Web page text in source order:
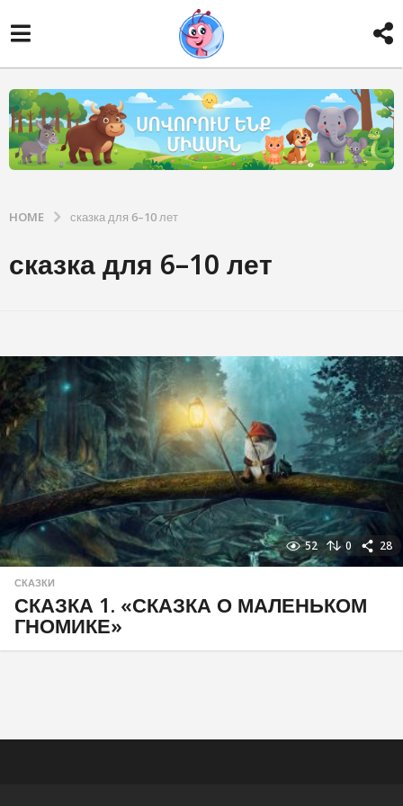
HOME сказка для 6–10 лет
сказка для 6–10 лет
52 0 28
СКАЗКИ
СКАЗКА 1. «СКАЗКА О МАЛЕНЬКОМ
ГНОМИКЕ»